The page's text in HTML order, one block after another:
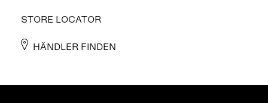
STORE LOCATOR
HÄNDLER FINDEN